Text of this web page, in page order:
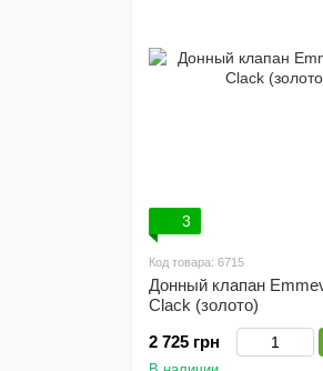
3
Код товара: 6715
Донный клапан
Clack (золото)
2 725 грн